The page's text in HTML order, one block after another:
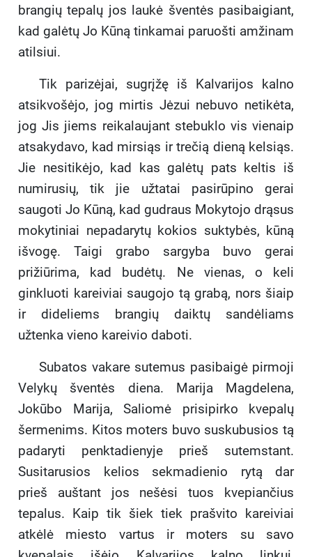
brangių tepalų jos laukė šventės pasibaigiant,
kad galėtų Jo Kūną tinkamai paruošti amžinam
atilsiui.
Tik parizėjai, sugrįžę iš Kalvarijos kalno
atsikvošėjo, jog mirtis Jėzui nebuvo netikėta,
jog Jis jiems reikalaujant stebuklo vis vienaip
atsakydavo, kad mirsiąs ir trečią dieną kelsiąs.
Jie nesitikėjo, kad kas galėtų pats keltis iš
numirusių, tik jie užtatai pasirūpino gerai
saugoti Jo Kūną, kad gudraus Mokytojo drąsus
mokytiniai nepadarytų kokios suktybės, kūną
išvogę. Taigi grabo sargyba buvo gerai
prižiūrima, kad budėtų. Ne vienas, o keli
ginkluoti kareiviai saugojo tą grabą, nors šiaip
ir dideliems brangių daiktų sandėliams
užtenka vieno kareivio daboti.
Subatos vakare sutemus pasibaigė pirmoji
Velykų šventės diena. Marija Magdelena,
Jokūbo Marija, Saliomė prisipirko kvepalų
šermenims. Kitos moters buvo suskubusios tą
padaryti penktadienyje prieš sutemstant.
Susitarusios kelios sekmadienio rytą dar
prieš auštant jos nešėsi tuos kvepiančius
tepalus. Kaip tik šiek tiek prašvito kareiviai
atkėlė miesto vartus ir moters su savo